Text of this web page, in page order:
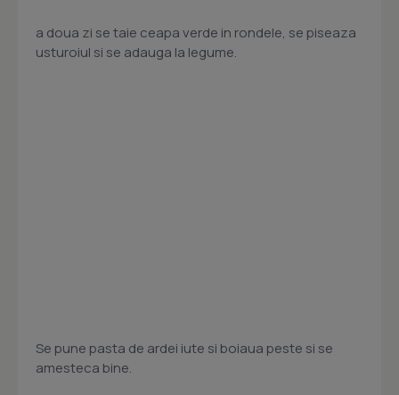
a doua zi se taie ceapa verde in rondele, se piseaza
usturoiul si se adauga la legume.
Se pune pasta de ardei iute si boiaua peste si se
amesteca bine.